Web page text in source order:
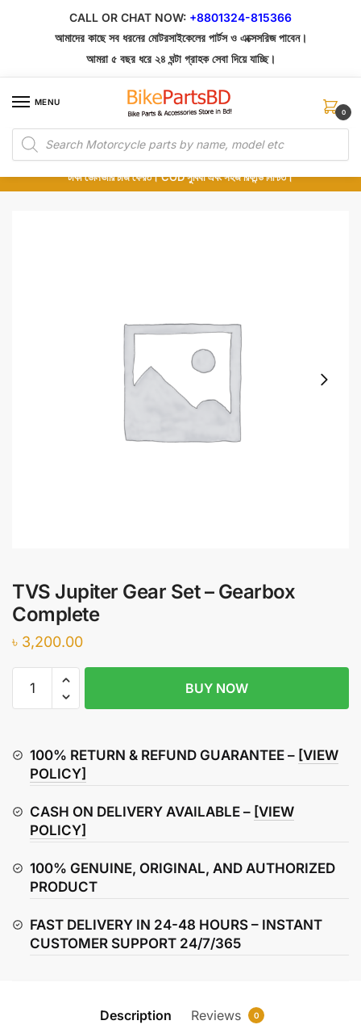
CALL OR CHAT NOW: +8801324-815366
আমাদের কাছে সব ধরনের মোটরসাইকেলের পার্টস ও এক্সেসরিজ পাবেন।
আমরা ৫ বছর ধরে ২৪ ঘন্টা গ্রাহক সেবা দিয়ে যাচ্ছি।
MENU
Products
search
0
১০০% অরিজিনাল পার্টস – শোরুম থেকে সরাসরি সংগ্রহ এবং শুধুমাত্র কুরিয়ার সার্ভিসে ডেলিভারি।
অর্ডার করার পর পার্টের ছবি দেখুন। পছন্দ হলে Cash on Delivery দিন, না হলে ৫ মিনিটে ১৯৯
টাকা ডেলিভারি চার্জ ফেরত। COD সুবিধা এবং সহজ রিফান্ড নিশ্চিত।
TVS Jupiter Gear Set – Gearbox
Complete
৳ 3,200.00
Jupiter
–
Gearbox
quantity
BUY NOW
100% RETURN & REFUND GUARANTEE – [VIEW
POLICY]
CASH ON DELIVERY AVAILABLE – [VIEW
POLICY]
100% GENUINE, ORIGINAL, AND AUTHORIZED
PRODUCT
FAST DELIVERY IN 24-48 HOURS – INSTANT
CUSTOMER SUPPORT 24/7/365
Description Reviews 0